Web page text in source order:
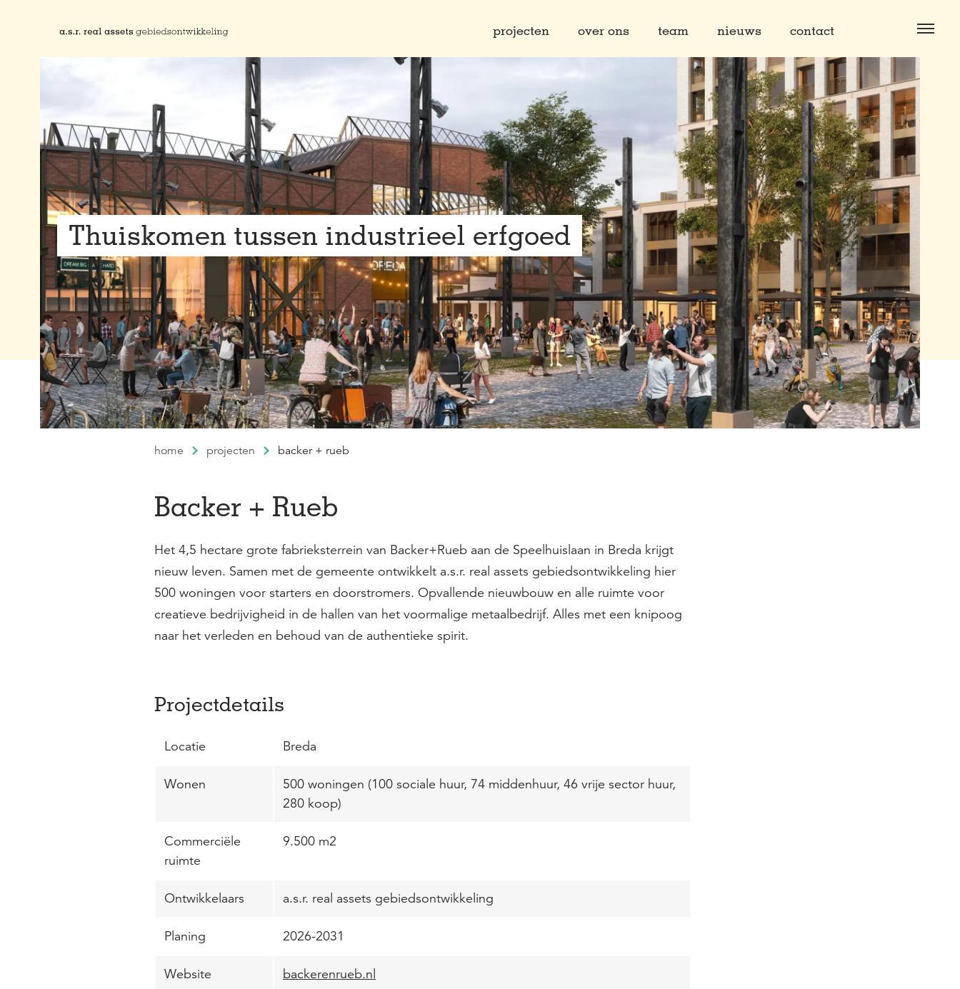
projecten
over ons team nieuws contact
Thuiskomen tussen industrieel erfgoed
home projecten backer + rueb
Backer + Rueb
Het 4,5 hectare grote fabrieksterrein van Backer+Rueb aan de Speelhuislaan in Breda krijgt
nieuw leven. Samen met de gemeente ontwikkelt a.s.r. real assets gebiedsontwikkeling hier
500 woningen voor starters en doorstromers. Opvallende nieuwbouw en alle ruimte voor
creatieve bedrijvigheid in de hallen van het voormalige metaalbedrijf. Alles met een knipoog
naar het verleden en behoud van de authentieke spirit.
Projectdetails
Locatie Breda
Wonen
500 woningen (100 sociale huur, 74 middenhuur, 46 vrije sector huur,
280 koop)
Commerciële
ruimte
9.500 m2
Ontwikkelaars a.s.r. real assets gebiedsontwikkeling
Planing 2026-2031
Website backerenrueb.nl